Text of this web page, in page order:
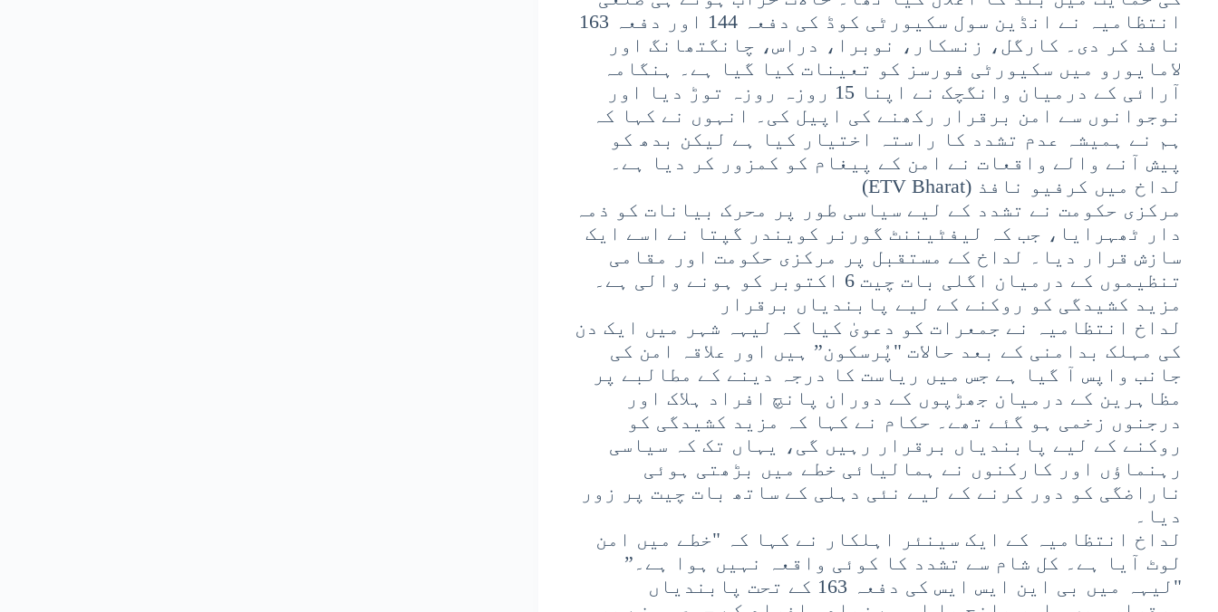
انتظامیہ نے انڈین سول سکیورٹی کوڈ کی دفعہ 144 اور دفعہ 163
نافذ کر دی۔ کارگل، زنسکار، نوبرا، دراس، چانگتھانگ اور
لامایورو میں سکیورٹی فورسز کو تعینات کیا گیا ہے۔ ہنگامہ
آرائی کے درمیان وانگچک نے اپنا 15 روزہ روزہ توڑ دیا اور
نوجوانوں سے امن برقرار رکھنے کی اپیل کی۔ انہوں نے کہا کہ
ہم نے ہمیشہ عدم تشدد کا راستہ اختیار کیا ہے لیکن بدھ کو
پیش آنے والے واقعات نے امن کے پیغام کو کمزور کر دیا ہے۔
لداخ میں کرفیو نافذ (ETV Bharat)
مرکزی حکومت نے تشدد کے لیے سیاسی طور پر محرک بیانات کو ذمہ
دار ٹھہرایا، جب کہ لیفٹیننٹ گورنر کویندر گپتا نے اسے ایک
سازش قرار دیا۔ لداخ کے مستقبل پر مرکزی حکومت اور مقامی
تنظیموں کے درمیان اگلی بات چیت 6 اکتوبر کو ہونے والی ہے۔
مزید کشیدگی کو روکنے کے لیے پابندیاں برقرار
لداخ انتظامیہ نے جمعرات کو دعویٰ کیا کہ لیہہ شہر میں ایک دن
کی مہلک بدامنی کے بعد حالات "پُرسکون” ہیں اور علاقہ امن کی
جانب واپس آ گیا ہے جس میں ریاست کا درجہ دینے کے مطالبے پر
مظاہرین کے درمیان جھڑپوں کے دوران پانچ افراد ہلاک اور
درجنوں زخمی ہو گئے تھے۔ حکام نے کہا کہ مزید کشیدگی کو
روکنے کے لیے پابندیاں برقرار رہیں گی، یہاں تک کہ سیاسی
رہنماؤں اور کارکنوں نے ہمالیائی خطے میں بڑھتی ہوئی
ناراضگی کو دور کرنے کے لیے نئی دہلی کے ساتھ بات چیت پر زور
دیا۔
لداخ انتظامیہ کے ایک سینئر اہلکار نے کہا کہ "خطے میں امن
لوٹ آیا ہے۔ کل شام سے تشدد کا کوئی واقعہ نہیں ہوا ہے۔”
"لیہہ میں بی این ایس ایس کی دفعہ 163 کے تحت پابندیاں